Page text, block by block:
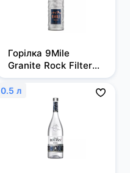
Горілка 9Mile
Granite Rock Filtered
0,7 л, 37,5%
0.5 л